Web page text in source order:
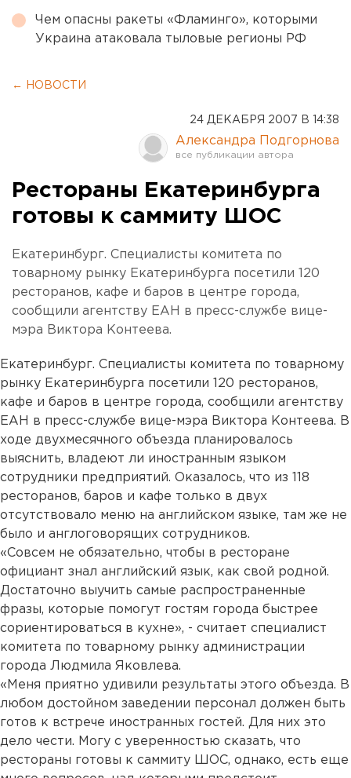
Чем опасны ракеты «Фламинго», которыми
Украина атаковала тыловые регионы РФ
← НОВОСТИ
24 ДЕКАБРЯ 2007 В 14:38
Александра Подгорнова
Рестораны Екатеринбурга
готовы к саммиту ШОС
Екатеринбург. Специалисты комитета по
товарному рынку Екатеринбурга посетили 120
ресторанов, кафе и баров в центре города,
сообщили агентству ЕАН в пресс-службе вице-
мэра Виктора Контеева.
Екатеринбург. Специалисты комитета по товарному
рынку Екатеринбурга посетили 120 ресторанов,
кафе и баров в центре города, сообщили агентству
ЕАН в пресс-службе вице-мэра Виктора Контеева. В
ходе двухмесячного объезда планировалось
выяснить, владеют ли иностранным языком
сотрудники предприятий. Оказалось, что из 118
ресторанов, баров и кафе только в двух
отсутствовало меню на английском языке, там же не
было и англоговорящих сотрудников.
«Совсем не обязательно, чтобы в ресторане
официант знал английский язык, как свой родной.
Достаточно выучить самые распространенные
фразы, которые помогут гостям города быстрее
сориентироваться в кухне», - считает специалист
комитета по товарному рынку администрации
города Людмила Яковлева.
«Меня приятно удивили результаты этого объезда. В
любом достойном заведении персонал должен быть
готов к встрече иностранных гостей. Для них это
дело чести. Могу с уверенностью сказать, что
рестораны готовы к саммиту ШОС, однако, есть еще